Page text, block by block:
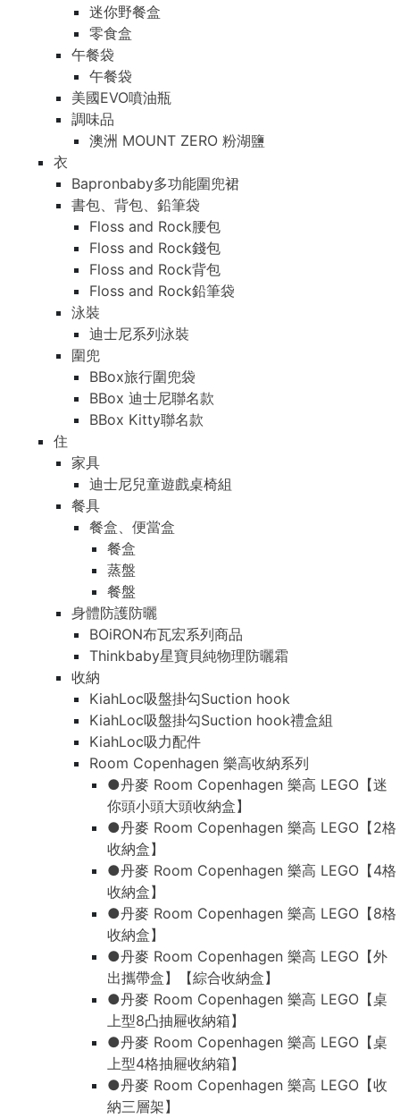
迷你野餐盒
零食盒
午餐袋
午餐袋
美國EVO噴油瓶
調味品
澳洲 MOUNT ZERO 粉湖鹽
衣
Bapronbaby多功能圍兜裙
書包、背包、鉛筆袋
Floss and Rock腰包
Floss and Rock錢包
Floss and Rock背包
Floss and Rock鉛筆袋
泳裝
迪士尼系列泳裝
圍兜
BBox旅行圍兜袋
BBox 迪士尼聯名款
BBox Kitty聯名款
住
家具
迪士尼兒童遊戲桌椅組
餐具
餐盒、便當盒
餐盒
蒸盤
餐盤
身體防護防曬
BOiRON布瓦宏系列商品
Thinkbaby星寶貝純物理防曬霜
收納
KiahLoc吸盤掛勾Suction hook
KiahLoc吸盤掛勾Suction hook禮盒組
KiahLoc吸力配件
Room Copenhagen 樂高收納系列
●丹麥 Room Copenhagen 樂高 LEGO【迷
你頭小頭大頭收納盒】
●丹麥 Room Copenhagen 樂高 LEGO【2格
收納盒】
●丹麥 Room Copenhagen 樂高 LEGO【4格
收納盒】
●丹麥 Room Copenhagen 樂高 LEGO【8格
收納盒】
●丹麥 Room Copenhagen 樂高 LEGO【外
出攜帶盒】【綜合收納盒】
●丹麥 Room Copenhagen 樂高 LEGO【桌
上型8凸抽屜收納箱】
●丹麥 Room Copenhagen 樂高 LEGO【桌
上型4格抽屜收納箱】
●丹麥 Room Copenhagen 樂高 LEGO【收
納三層架】